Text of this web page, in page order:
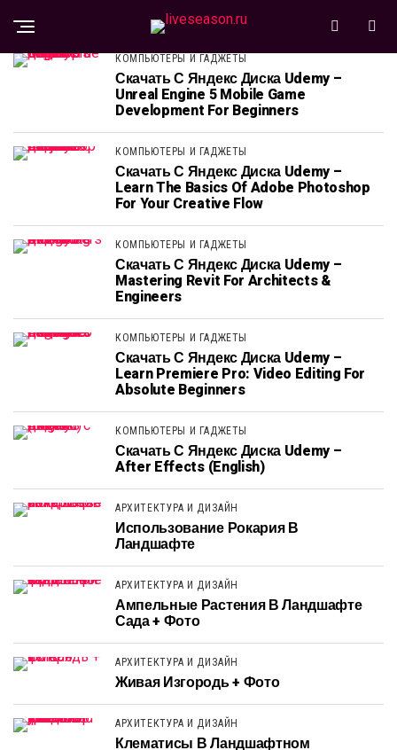
КОМПЬЮТЕРЫ И ГАДЖЕТЫ
Скачать С Яндекс Диска Udemy –
Unreal Engine 5 Mobile Game
Development For Beginners
КОМПЬЮТЕРЫ И ГАДЖЕТЫ
Скачать С Яндекс Диска Udemy –
Learn The Basics Of Adobe Photoshop
For Your Creative Flow
КОМПЬЮТЕРЫ И ГАДЖЕТЫ
Скачать С Яндекс Диска Udemy –
Mastering Revit For Architects &
Engineers
КОМПЬЮТЕРЫ И ГАДЖЕТЫ
Скачать С Яндекс Диска Udemy –
Learn Premiere Pro: Video Editing For
Absolute Beginners
КОМПЬЮТЕРЫ И ГАДЖЕТЫ
Скачать С Яндекс Диска Udemy –
After Effects (English)
АРХИТЕКТУРА И ДИЗАЙН
Использование Рокария В
Ландшафте
АРХИТЕКТУРА И ДИЗАЙН
Ампельные Растения В Ландшафте
Сада + Фото
АРХИТЕКТУРА И ДИЗАЙН
Живая Изгородь + Фото
АРХИТЕКТУРА И ДИЗАЙН
Клематисы В Ландшафтном